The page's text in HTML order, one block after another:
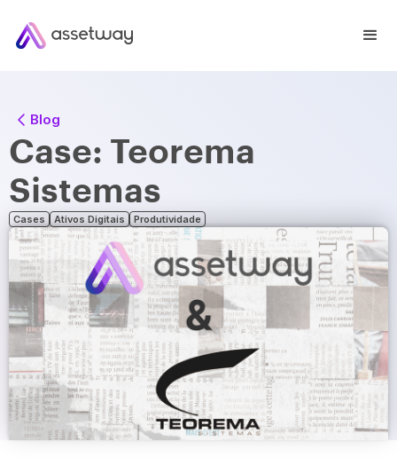
Blog
Case: Teorema
Sistemas
Cases Ativos Digitais Produtividade